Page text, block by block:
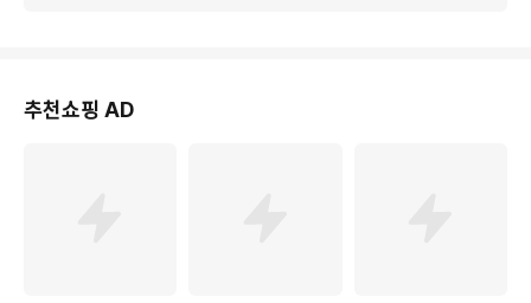
추천쇼핑 AD